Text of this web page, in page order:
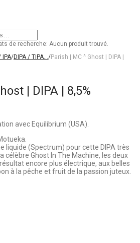
de recherche: Aucun produit trouvé.
IPA/DIPA / TIPA…/Parish | MC ^ Ghost | DIPA |
| DIPA | 8,5%
avec Equilibrium (USA).
liquide (Spectrum) pour cette DIPA très
célèbre Ghost In The Machine, les deux
encore plus électrique, aux belles
à la pêche et fruit de la passion juteux.